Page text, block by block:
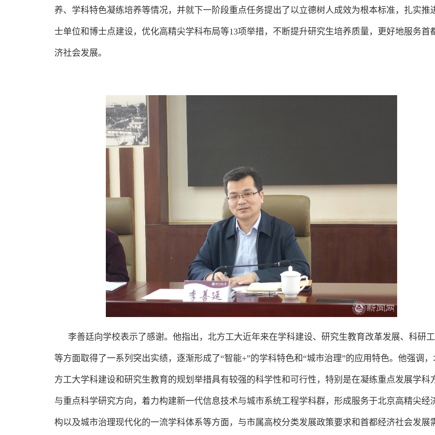
养、学科特色凝练培养等情况，并就下一阶段重点任务提出了以立德树人成效为根本标准，扎实推
士单位和博士点建设，优化高精尖学科布局等13项举措，不断提升研究生培养质量，更好地服务首
济社会发展。
李善廷向学校表示了感谢。他指出，北方工大近年来在学科建设、研究生教育改革发展、科研
等方面取得了一系列突出实绩，逐渐形成了“智能+”的学科特色和“城市治理”的应用特色。他强调，
方工大学科建设和研究生教育的规划举措具有较强的科学性和可行性，特别是在凝练重点发展学科
与重点科学研究方向，着力构建新一代信息技术与城市系统工程学科群，形成服务于北京高精尖经
构以及城市治理现代化的一流学科体系等方面，与市属高校分类发展政策要求和首都经济社会发展